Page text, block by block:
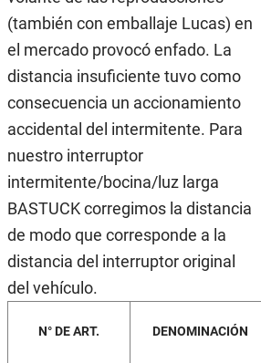
(también con emballaje Lucas) en
el mercado provocó enfado. La
distancia insuficiente tuvo como
consecuencia un accionamiento
accidental del intermitente. Para
nuestro interruptor
intermitente/bocina/luz larga
BASTUCK corregimos la distancia
de modo que corresponde a la
distancia del interruptor original
del vehículo.
N° DE ART. DENOMINACIÓN